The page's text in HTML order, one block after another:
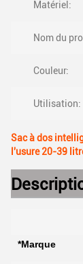
Matériel:
Nom du
Couleur:
Utilisation:
Sac à dos
l'usure 20-39
*Marque